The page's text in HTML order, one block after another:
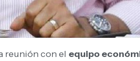
reunión con el equipo